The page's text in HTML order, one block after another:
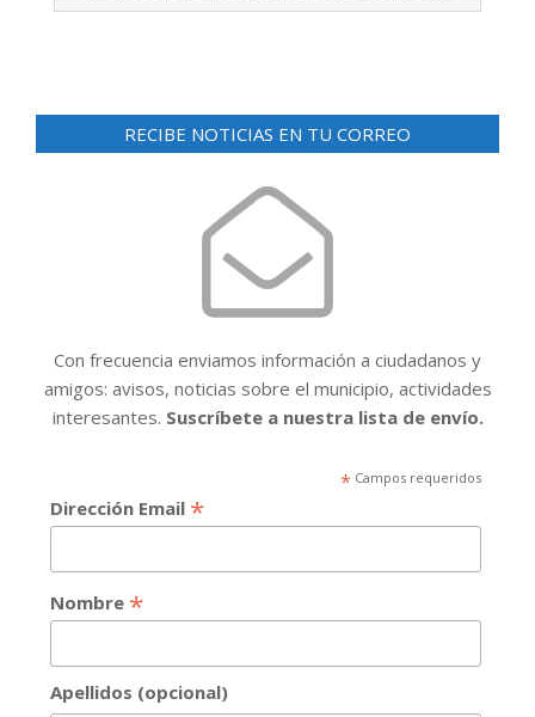
RECIBE NOTICIAS EN TU CORREO
Con frecuencia enviamos información a ciudadanos y
amigos: avisos, noticias sobre el municipio, actividades
interesantes. Suscríbete a nuestra lista de envío.
*Campos requeridos
Dirección Email *
Nombre *
Apellidos (opcional)